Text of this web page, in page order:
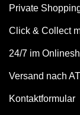
Private
Click & Collect
24/7 im
Versand nach
Kontaktformular